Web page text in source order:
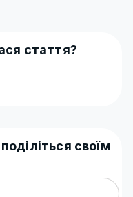
стаття?
своїм